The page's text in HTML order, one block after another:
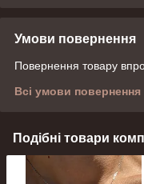
Умови повернення
Повернення товару
Всі умови повернення
Подібні товари